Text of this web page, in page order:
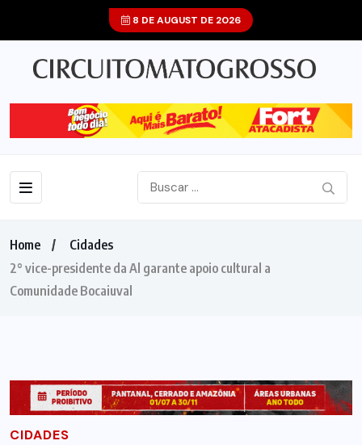
8 DE AUGUST DE 2026
Home
Cidades
2° vice-presidente da Al garante apoio cultural a
Comunidade Bocaiuval
CIDADES